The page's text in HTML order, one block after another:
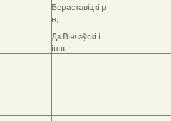
Бераставіцкі р-
н,
Дз.Вінчэўскі і
інш.